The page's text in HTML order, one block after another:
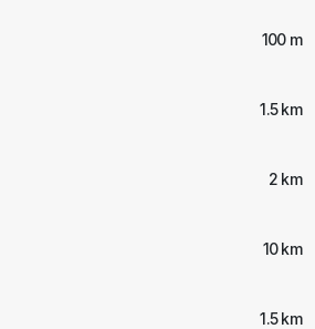
100 m
1.5 km
2 km
10 km
1.5 km